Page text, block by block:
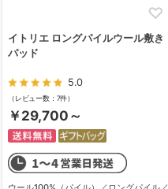
イトリエ ロングパイルウール敷き
パッド
5.0
（レビュー数：7件）
￥29,700～